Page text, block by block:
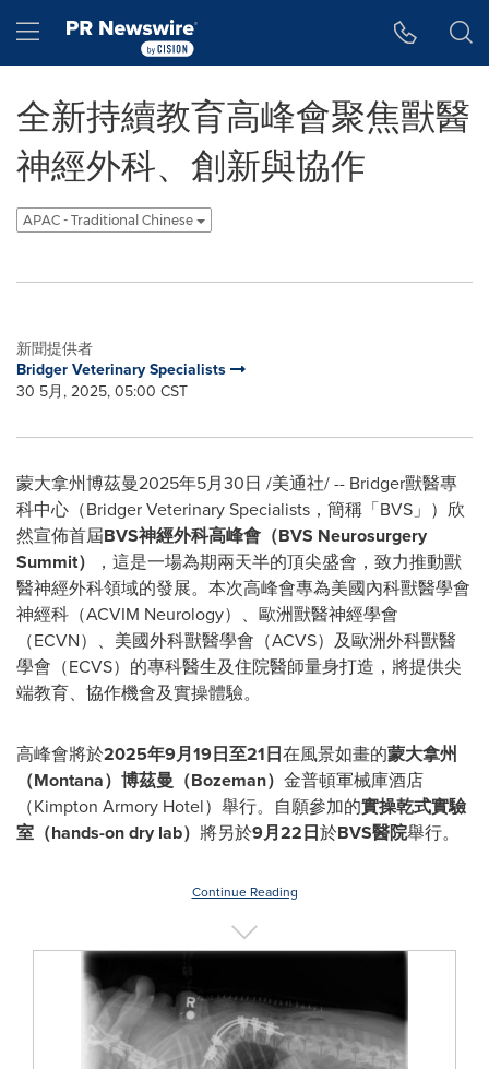
Hamburger menu
全新持續教育高峰會聚焦獸醫
神經外科、創新與協作
APAC - Traditional Chinese
新聞提供者
Bridger Veterinary Specialists
30 5月, 2025, 05:00 CST
蒙大拿州博茲曼2025年5月30日 /美通社/ -- Bridger獸醫專
科中心（Bridger Veterinary Specialists，簡稱「BVS」）欣
然宣佈首屆BVS神經外科高峰會（BVS Neurosurgery
Summit）
，這是一場為期兩天半的頂尖盛會，致力推動獸
醫神經外科領域的發展。本次高峰會專為美國內科獸醫學會
神經科（ACVIM Neurology）、歐洲獸醫神經學會
（ECVN）、美國外科獸醫學會（ACVS）及歐洲外科獸醫
學會（ECVS）的專科醫生及住院醫師量身打造，將提供尖
端教育、協作機會及實操體驗。
高峰會將於2025年9月19日至21日在風景如畫的蒙大拿州
（Montana）博茲曼（Bozeman） 金普頓軍械庫酒店
（Kimpton Armory Hotel）舉行。自願參加的實操乾式實驗
室（hands-on dry lab） 將另於9月22日於BVS醫院舉行。
Continue Reading